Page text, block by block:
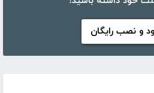
و نصب رایگان